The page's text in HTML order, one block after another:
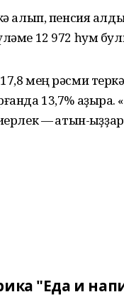
алып, пенсия
12 972 һум
мең рәсми
13,7% аҙыраҡ.
— ҡатын-
"Еда и